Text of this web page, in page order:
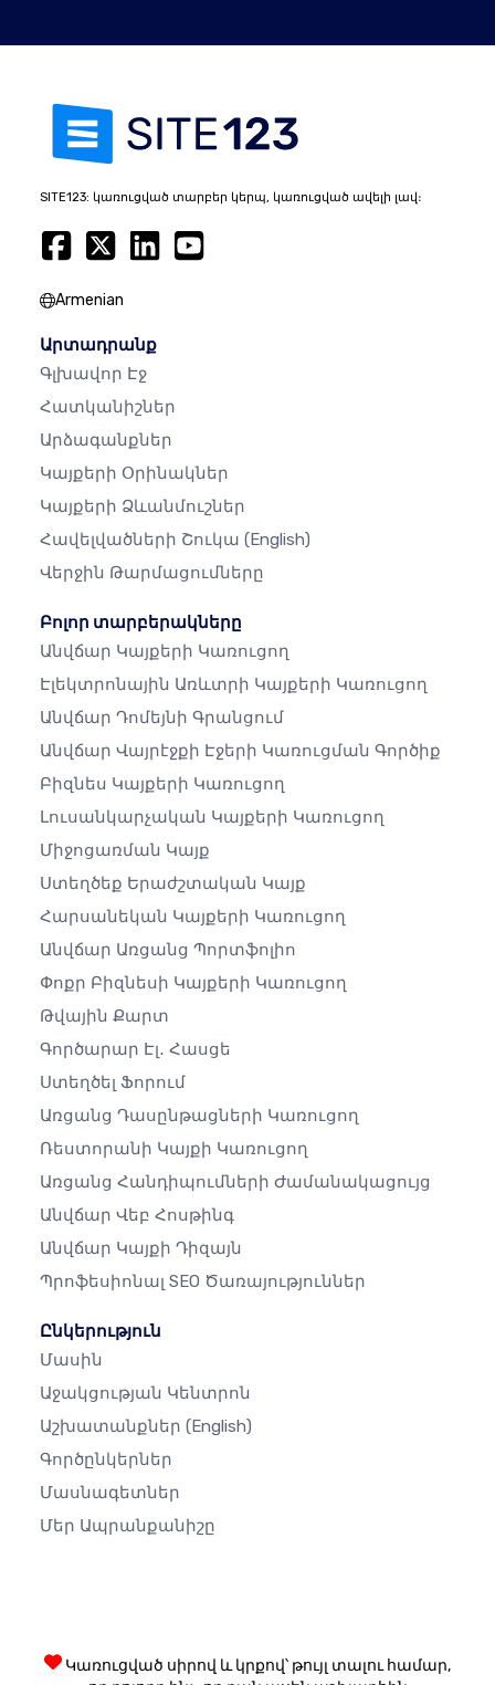
SITE123: կառուցված տարբեր կերպ, կառուցված ավելի լավ։
Armenian
Արտադրանք
Գլխավոր Էջ
Հատկանիշներ
Արձագանքներ
Կայքերի Օրինակներ
Կայքերի Ձևանմուշներ
Հավելվածների Շուկա (English)
Վերջին Թարմացումները
Բոլոր տարբերակները
Անվճար Կայքերի Կառուցող
Էլեկտրոնային Առևտրի Կայքերի Կառուցող
Անվճար Դոմեյնի Գրանցում
Անվճար Վայրէջքի Էջերի Կառուցման Գործիք
Բիզնես Կայքերի Կառուցող
Լուսանկարչական Կայքերի Կառուցող
Միջոցառման Կայք
Ստեղծեք Երաժշտական ​​կայք
Հարսանեկան Կայքերի Կառուցող
Անվճար Առցանց Պորտֆոլիո
Փոքր Բիզնեսի Կայքերի Կառուցող
Թվային Քարտ
Գործարար Էլ․ Հասցե
Ստեղծել Ֆորում
Առցանց Դասընթացների Կառուցող
Ռեստորանի Կայքի Կառուցող
Առցանց Հանդիպումների Ժամանակացույց
Անվճար Վեբ Հոսթինգ
Անվճար Կայքի Դիզայն
Պրոֆեսիոնալ SEO Ծառայություններ
Ընկերություն
Մասին
Աջակցության Կենտրոն
Աշխատանքներ (English)
Գործընկերներ
Մասնագետներ
Մեր Ապրանքանիշը
Կառուցված սիրով և կրքով՝ թույլ տալու համար,